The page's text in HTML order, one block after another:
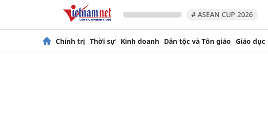
# ASEAN CUP 2026
Chính trị Thời sự Kinh doanh Dân tộc và Tôn giáo Giáo dục